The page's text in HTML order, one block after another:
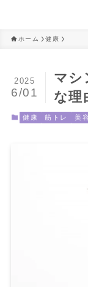
ホーム 健康
マシ
な理
2025
6/01
健康 筋トレ 美容